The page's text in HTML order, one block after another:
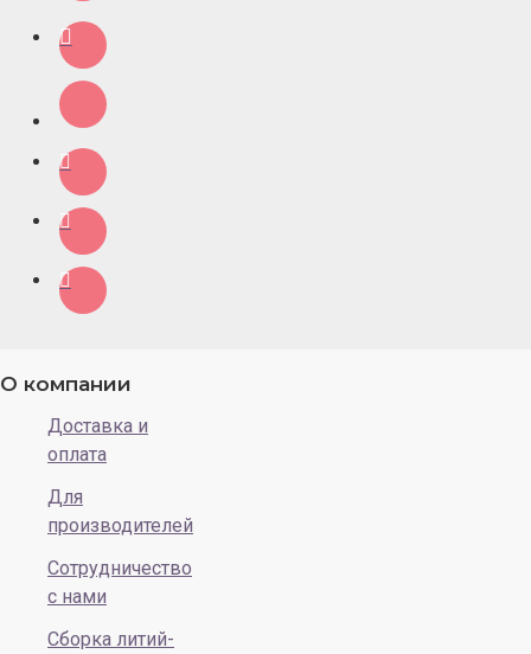
О компании
Доставка и
оплата
Для
производителей
Сотрудничество
с нами
Сборка литий-